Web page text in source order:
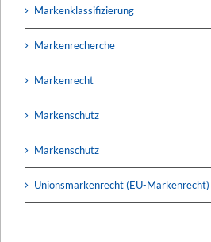
Markenklassifizierung
Markenrecherche
Markenrecht
Markenschutz
Markenschutz
Unionsmarkenrecht (EU-Markenrecht)